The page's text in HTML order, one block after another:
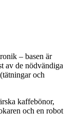
– basen är
av de nödvändiga
och
kaffebönor,
och en robot